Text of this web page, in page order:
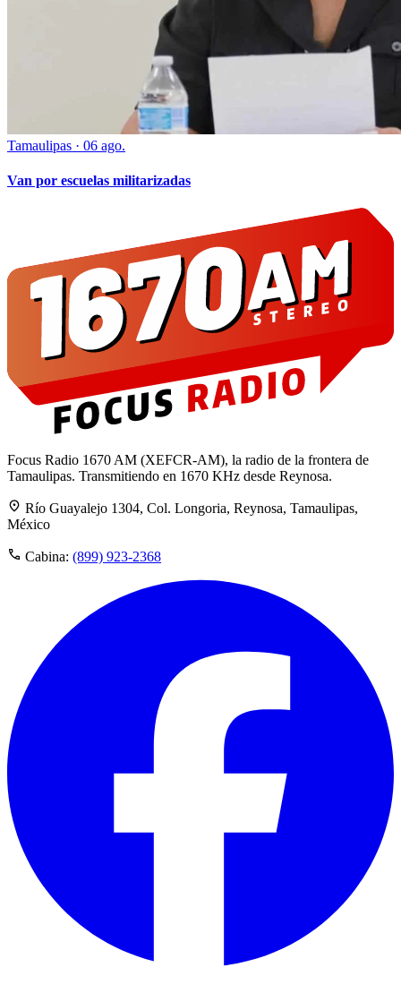
Tamaulipas · 06 ago.
Van por escuelas militarizadas
Focus Radio 1670 AM (XEFCR-AM), la radio de la frontera de
Tamaulipas. Transmitiendo en 1670 KHz desde Reynosa.
Río Guayalejo 1304, Col. Longoria, Reynosa, Tamaulipas,
México
Cabina: (899) 923-2368